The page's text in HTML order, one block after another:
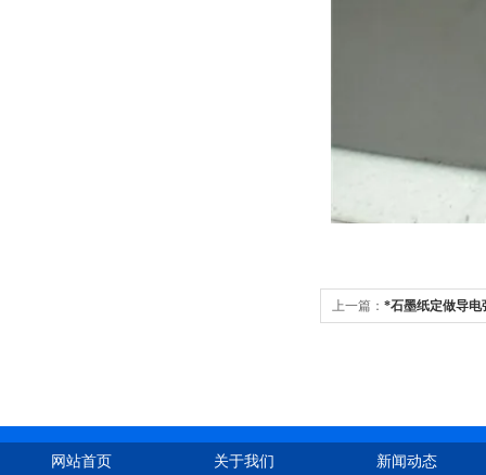
上一篇： *石墨纸定做导电
网站首页 关于我们 新闻动态